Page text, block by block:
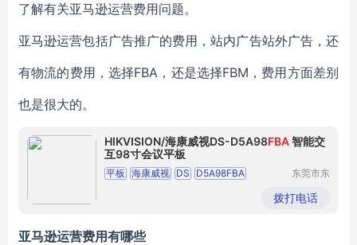
了解有关亚马逊运营费用问题。
亚马逊运营包括广告推广的费用，站内广告站外广告，还
有物流的费用，选择FBA，还是选择FBM，费用方面差别
也是很大的。
HIKVISION/海康威视DS-D5A98FBA智能交
互98寸会议平板
平板 海康威视 DS
D5A98FBA
东莞市东
子配件店
拨打电话
亚马逊运营费用有哪些